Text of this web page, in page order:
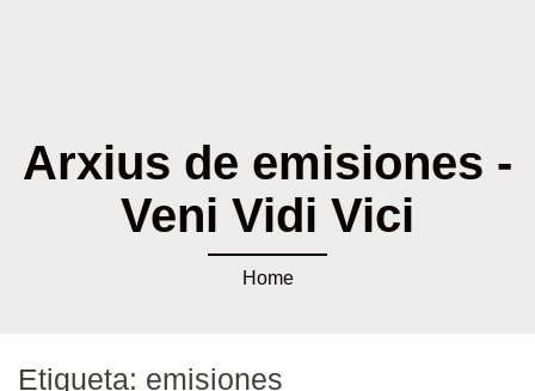
Arxius de emisiones -
Veni Vidi Vici
Home
Etiqueta: emisiones